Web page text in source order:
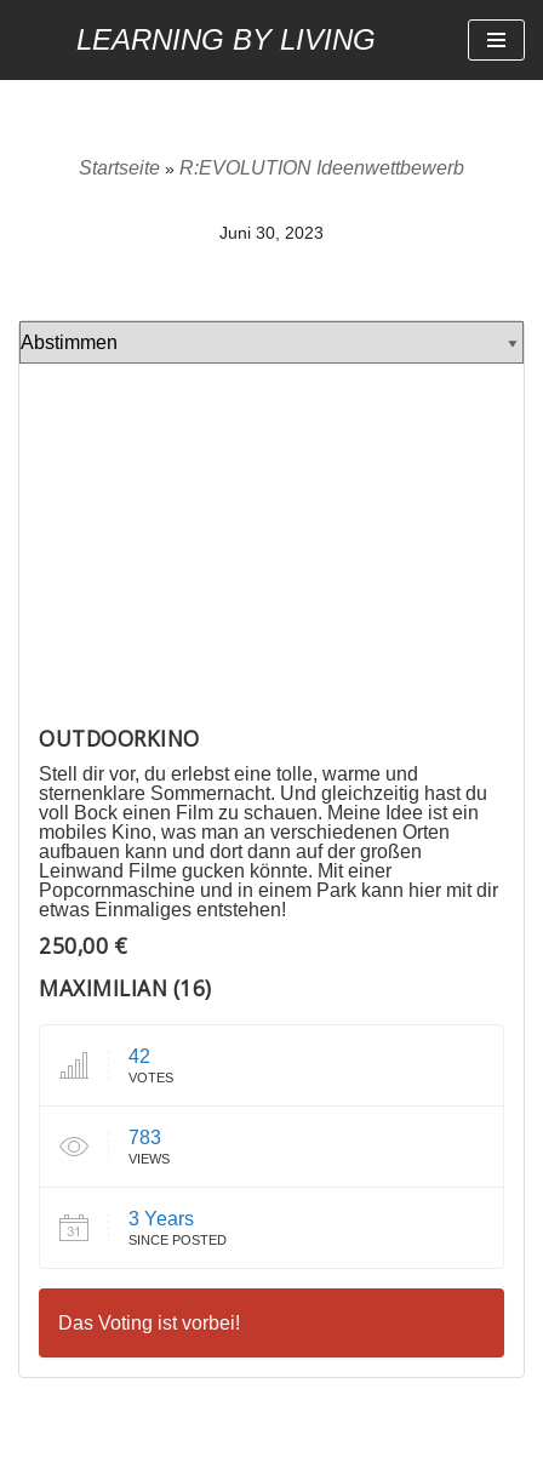
LEARNING BY LIVING
Startseite » R:EVOLUTION Ideenwettbewerb
Juni 30, 2023
OUTDOORKINO
Stell dir vor, du erlebst eine tolle, warme und
sternenklare Sommernacht. Und gleichzeitig hast du
voll Bock einen Film zu schauen. Meine Idee ist ein
mobiles Kino, was man an verschiedenen Orten
aufbauen kann und dort dann auf der großen
Leinwand Filme gucken könnte. Mit einer
Popcornmaschine und in einem Park kann hier mit dir
etwas Einmaliges entstehen!
250,00 €
MAXIMILIAN (16)
42
VOTES
783
VIEWS
3 Years
SINCE POSTED
Das Voting ist vorbei!